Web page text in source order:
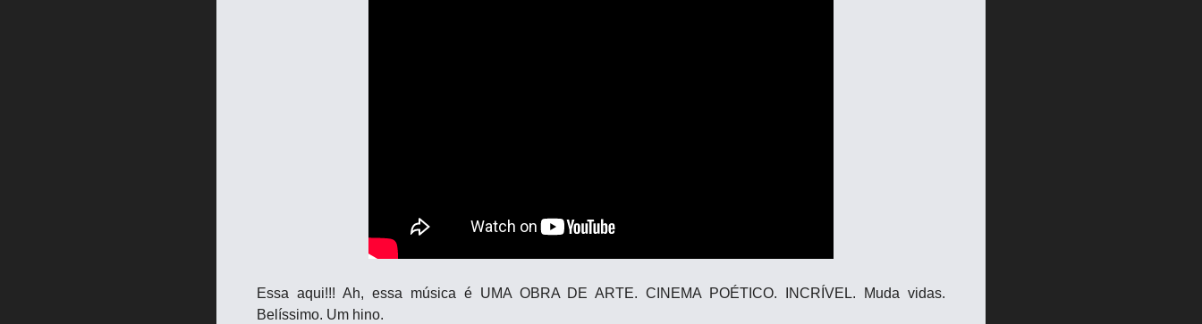
Essa aqui!!! Ah, essa música é UMA OBRA DE ARTE. CINEMA POÉTICO. INCRÍVEL. Muda vidas.
Belíssimo. Um hino.